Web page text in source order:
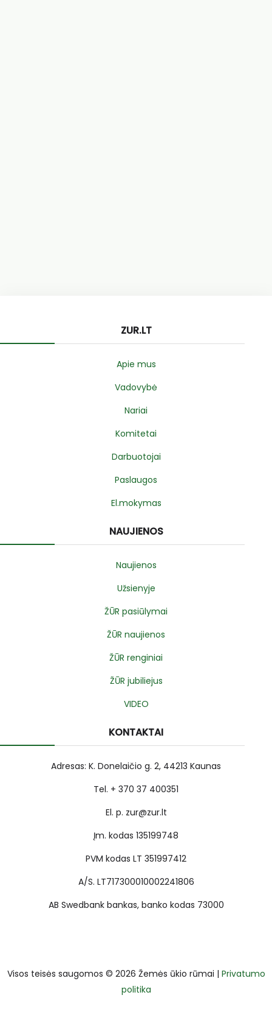
ZUR.LT
Apie mus
Vadovybė
Nariai
Komitetai
Darbuotojai
Paslaugos
El.mokymas
NAUJIENOS
Naujienos
Užsienyje
ŽŪR pasiūlymai
ŽŪR naujienos
ŽŪR renginiai
ŽŪR jubiliejus
VIDEO
KONTAKTAI
Adresas: K. Donelaičio g. 2, 44213 Kaunas
Tel. + 370 37 400351
El. p. zur@zur.lt
Įm. kodas 135199748
PVM kodas LT 351997412
A/S. LT717300010002241806
AB Swedbank bankas, banko kodas 73000
Visos teisės saugomos © 2026 Žemės ūkio rūmai | Privatumo
politika